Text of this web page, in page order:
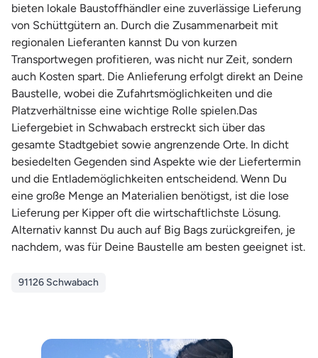
bieten lokale Baustoffhändler eine zuverlässige Lieferung
von Schüttgütern an. Durch die Zusammenarbeit mit
regionalen Lieferanten kannst Du von kurzen
Transportwegen profitieren, was nicht nur Zeit, sondern
auch Kosten spart. Die Anlieferung erfolgt direkt an Deine
Baustelle, wobei die Zufahrtsmöglichkeiten und die
Platzverhältnisse eine wichtige Rolle spielen.Das
Liefergebiet in Schwabach erstreckt sich über das
gesamte Stadtgebiet sowie angrenzende Orte. In dicht
besiedelten Gegenden sind Aspekte wie der Liefertermin
und die Entlademöglichkeiten entscheidend. Wenn Du
eine große Menge an Materialien benötigst, ist die lose
Lieferung per Kipper oft die wirtschaftlichste Lösung.
Alternativ kannst Du auch auf Big Bags zurückgreifen, je
nachdem, was für Deine Baustelle am besten geeignet ist.
91126 Schwabach